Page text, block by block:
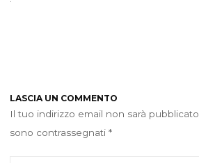
LASCIA UN COMMENTO
Il tuo indirizzo email non sarà pubblicato.
sono contrassegnati *